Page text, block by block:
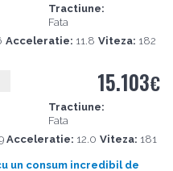
Tractiune:
Fata
Acceleratie: 11.8 Viteza: 182
Tractiune:
Fata
Acceleratie: 12.0 Viteza: 181
15.103€
un consum incredibil de